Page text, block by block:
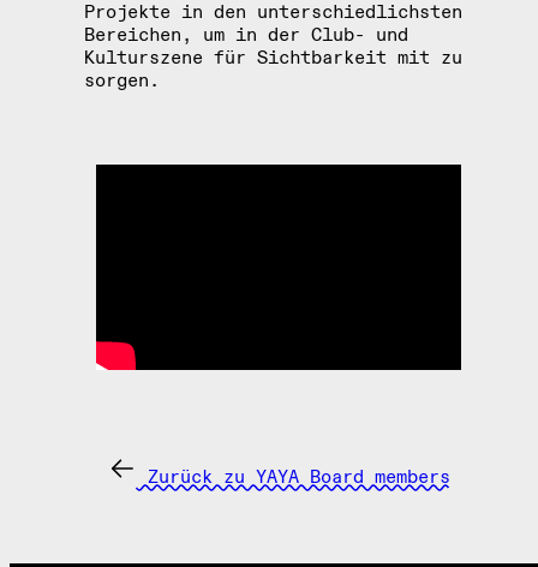
Projekte in den unterschiedlichsten
Bereichen, um in der Club- und
Kulturszene für Sichtbarkeit mit zu
sorgen.
Zurück zu YAYA Board members